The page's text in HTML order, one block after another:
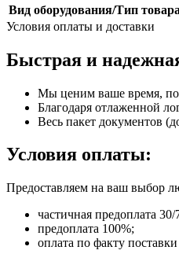
Вид оборудования/Тип товара
Условия оплаты и доставки
Быстрая и
Мы ценим ваше время,
Благодаря отлаженной
Весь пакет документов
Условия оплаты:
Предоставляем на ваш выбор
частичная предоплата 30/
предоплата 100%;
оплата по факту